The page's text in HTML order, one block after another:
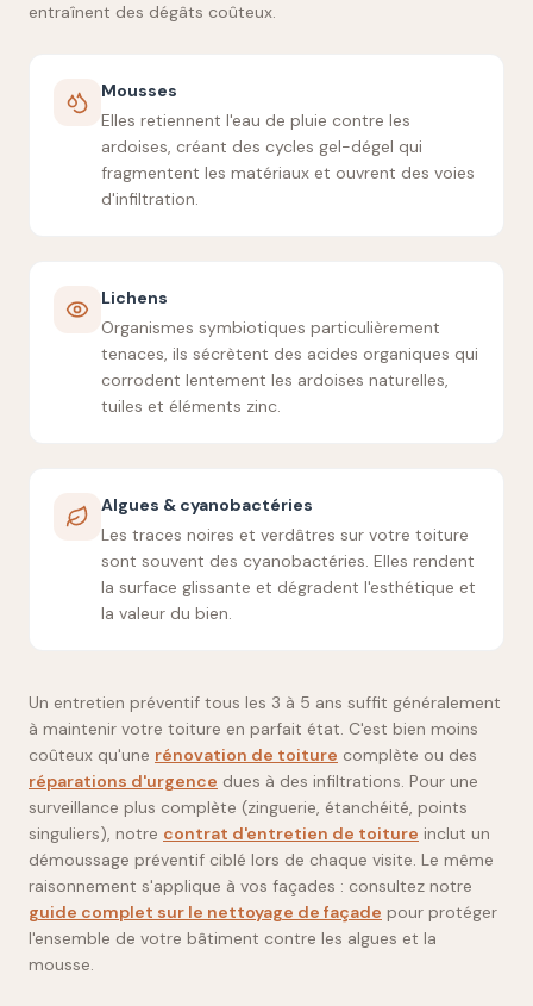
entraînent des dégâts coûteux.
Mousses
Elles retiennent l'eau de pluie contre les
ardoises, créant des cycles gel-dégel qui
fragmentent les matériaux et ouvrent des voies
d'infiltration.
Lichens
Organismes symbiotiques particulièrement
tenaces, ils sécrètent des acides organiques qui
corrodent lentement les ardoises naturelles,
tuiles et éléments zinc.
Algues & cyanobactéries
Les traces noires et verdâtres sur votre toiture
sont souvent des cyanobactéries. Elles rendent
la surface glissante et dégradent l'esthétique et
la valeur du bien.
Un entretien préventif tous les 3 à 5 ans suffit généralement
à maintenir votre toiture en parfait état. C'est bien moins
coûteux qu'une rénovation de toiture complète ou des
réparations d'urgence dues à des infiltrations. Pour une
surveillance plus complète (zinguerie, étanchéité, points
singuliers), notre contrat d'entretien de toiture inclut un
démoussage préventif ciblé lors de chaque visite. Le même
raisonnement s'applique à vos façades : consultez notre
guide complet sur le nettoyage de façade pour protéger
l'ensemble de votre bâtiment contre les algues et la
mousse.